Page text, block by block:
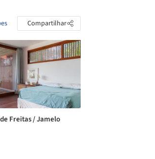
Compartilhar
Freitas / Jamelo